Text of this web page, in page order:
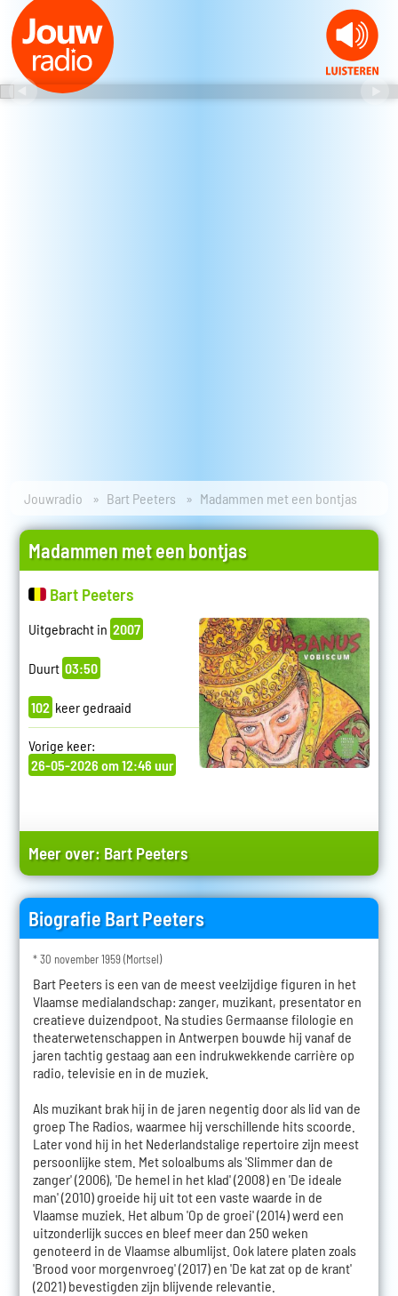
Jouwradio Bart Peeters Madammen met een bontjas
Madammen met een bontjas
Bart Peeters
Uitgebracht in 2007
Duurt 03:50
102 keer gedraaid
Vorige keer:
26-05-2026 om 12:46 uur
Meer over: Bart Peeters
Biografie Bart Peeters
* 30 november 1959 (Mortsel)
Bart Peeters is een van de meest veelzijdige figuren in het
Vlaamse medialandschap: zanger, muzikant, presentator en
creatieve duizendpoot. Na studies Germaanse filologie en
theaterwetenschappen in Antwerpen bouwde hij vanaf de
jaren tachtig gestaag aan een indrukwekkende carrière op
radio, televisie en in de muziek.
Als muzikant brak hij in de jaren negentig door als lid van de
groep The Radios, waarmee hij verschillende hits scoorde.
Later vond hij in het Nederlandstalige repertoire zijn meest
persoonlijke stem. Met soloalbums als 'Slimmer dan de
zanger' (2006), 'De hemel in het klad' (2008) en 'De ideale
man' (2010) groeide hij uit tot een vaste waarde in de
Vlaamse muziek. Het album 'Op de groei' (2014) werd een
uitzonderlijk succes en bleef meer dan 250 weken
genoteerd in de Vlaamse albumlijst. Ook latere platen zoals
'Brood voor morgenvroeg' (2017) en 'De kat zat op de krant'
(2021) bevestigden zijn blijvende relevantie.